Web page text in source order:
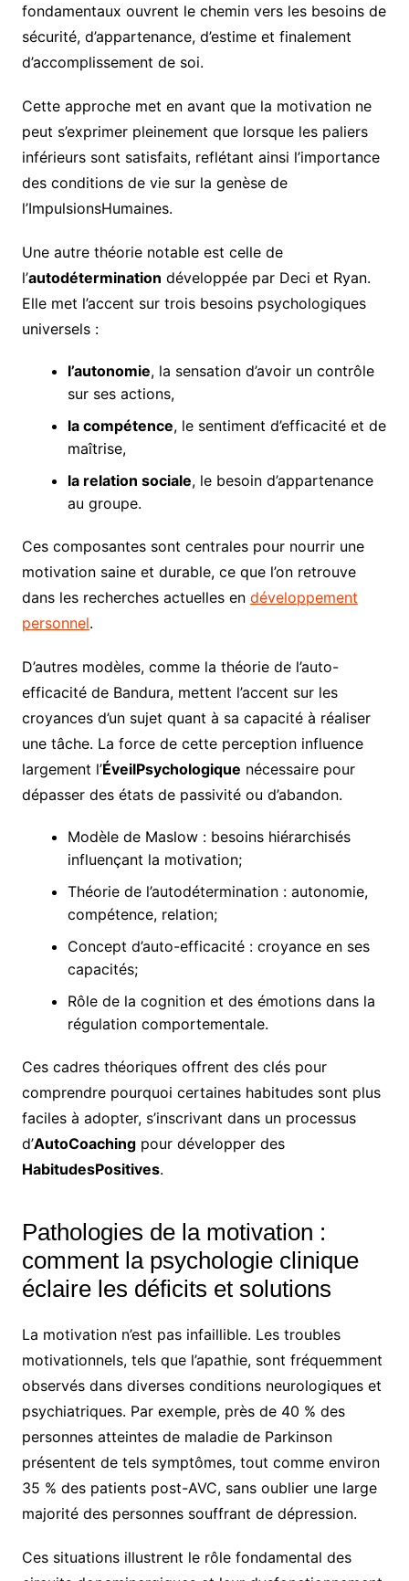
fondamentaux ouvrent le chemin vers les besoins de
sécurité, d’appartenance, d’estime et finalement
d’accomplissement de soi.
Cette approche met en avant que la motivation ne
peut s’exprimer pleinement que lorsque les paliers
inférieurs sont satisfaits, reflétant ainsi l’importance
des conditions de vie sur la genèse de
l’ImpulsionsHumaines.
Une autre théorie notable est celle de
l’autodétermination développée par Deci et Ryan.
Elle met l’accent sur trois besoins psychologiques
universels :
l’autonomie, la sensation d’avoir un contrôle
sur ses actions,
la compétence, le sentiment d’efficacité et de
maîtrise,
la relation sociale, le besoin d’appartenance
au groupe.
Ces composantes sont centrales pour nourrir une
motivation saine et durable, ce que l’on retrouve
dans les recherches actuelles en développement
personnel.
D’autres modèles, comme la théorie de l’auto-
efficacité de Bandura, mettent l’accent sur les
croyances d’un sujet quant à sa capacité à réaliser
une tâche. La force de cette perception influence
largement l’ÉveilPsychologique nécessaire pour
dépasser des états de passivité ou d’abandon.
Modèle de Maslow : besoins hiérarchisés
influençant la motivation;
Théorie de l’autodétermination : autonomie,
compétence, relation;
Concept d’auto-efficacité : croyance en ses
capacités;
Rôle de la cognition et des émotions dans la
régulation comportementale.
Ces cadres théoriques offrent des clés pour
comprendre pourquoi certaines habitudes sont plus
faciles à adopter, s’inscrivant dans un processus
d’AutoCoachingpour développer des
HabitudesPositives.
Pathologies de la motivation :
comment la psychologie clinique
éclaire les déficits et solutions
La motivation n’est pas infaillible. Les troubles
motivationnels, tels que l’apathie, sont fréquemment
observés dans diverses conditions neurologiques et
psychiatriques. Par exemple, près de 40 % des
personnes atteintes de maladie de Parkinson
présentent de tels symptômes, tout comme environ
35 % des patients post-AVC, sans oublier une large
majorité des personnes souffrant de dépression.
Ces situations illustrent le rôle fondamental des